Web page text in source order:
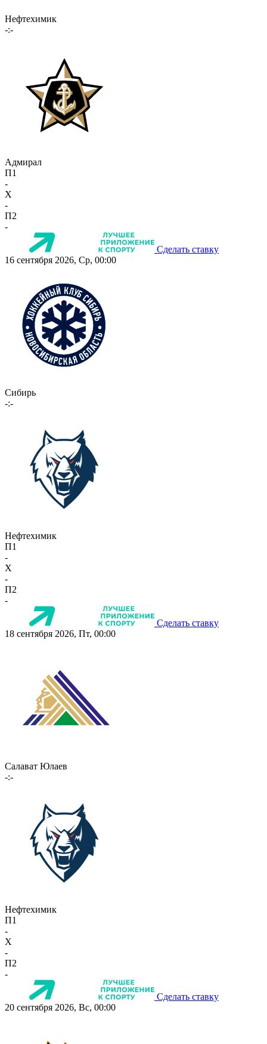
Нефтехимик
-:-
Адмирал
П1
-
X
-
П2
-
Сделать ставку
16 сентября 2026, Ср, 00:00
Сибирь
-:-
Нефтехимик
П1
-
X
-
П2
-
Сделать ставку
18 сентября 2026, Пт, 00:00
Салават Юлаев
-:-
Нефтехимик
П1
-
X
-
П2
-
Сделать ставку
20 сентября 2026, Вс, 00:00